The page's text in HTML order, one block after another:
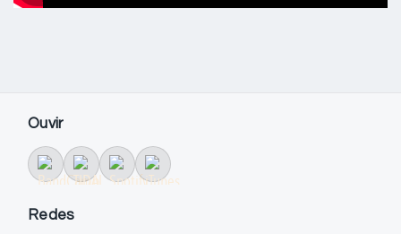
Ouvir
Redes